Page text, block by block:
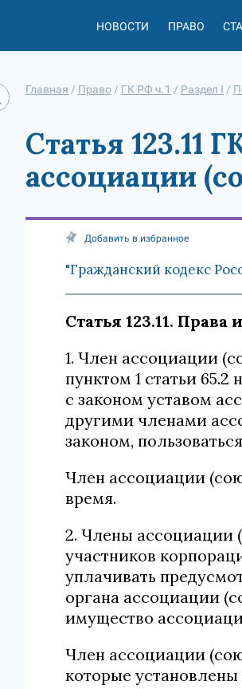
НОВОСТИ ПРАВО
Главная / Право / ГК РФ ч.1 / Раздел I /
Статья 123.11
ассоциации
Добавить в избранное
"Гражданский кодекс
Статья 123.11.
1. Член ассоциации
пунктом 1 статьи
с законом уставом
другими членами
законом,
Член ассоциации
время.
2. Члены ассоциации
участников
уплачивать
органа ассоциации
имущество
Член ассоциации
которые